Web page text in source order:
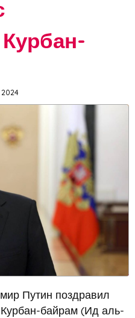
Путин поздравил
байрам (Ид аль-